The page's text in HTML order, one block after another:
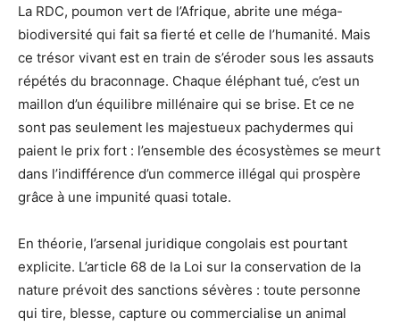
La RDC, poumon vert de l’Afrique, abrite une méga-
biodiversité qui fait sa fierté et celle de l’humanité. Mais
ce trésor vivant est en train de s’éroder sous les assauts
répétés du braconnage. Chaque éléphant tué, c’est un
maillon d’un équilibre millénaire qui se brise. Et ce ne
sont pas seulement les majestueux pachydermes qui
paient le prix fort : l’ensemble des écosystèmes se meurt
dans l’indifférence d’un commerce illégal qui prospère
grâce à une impunité quasi totale.
En théorie, l’arsenal juridique congolais est pourtant
explicite. L’article 68 de la Loi sur la conservation de la
nature prévoit des sanctions sévères : toute personne
qui tire, blesse, capture ou commercialise un animal